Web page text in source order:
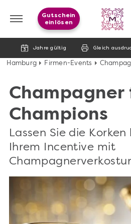
Jahre gültig Gleich
Gutschein
einlösen
Hamburg Firmen-Events
Champagner
Champions
Lassen Sie die
Ihrem Incentive mit